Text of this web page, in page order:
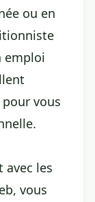
ou en
emploi
vous
avec les
vous